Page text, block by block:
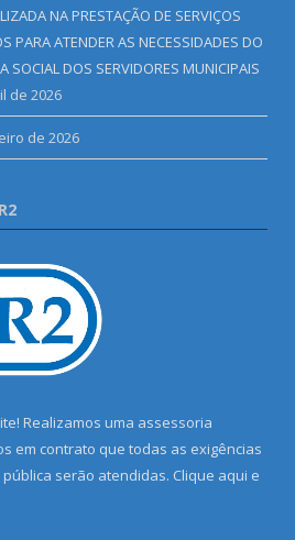
NA PRESTAÇÃO DE SERVIÇOS
PARA ATENDER AS NECESSIDADES DO
SOCIAL DOS SERVIDORES MUNICIPAIS
de 2026
de 2026
Realizamos uma assessoria
em contrato que todas as exigências
serão atendidas. Clique aqui e